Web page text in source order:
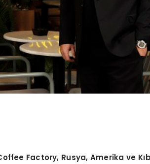
Factory, Rusya, Amerika ve